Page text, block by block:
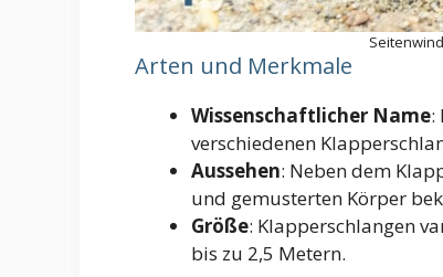
Arten und Merkmale
Wissenschaftlicher Name:
verschiedenen
Aussehen: Neben dem
und gemusterten Körper
Größe: Klapperschlangen
bis zu 2,5 Metern.